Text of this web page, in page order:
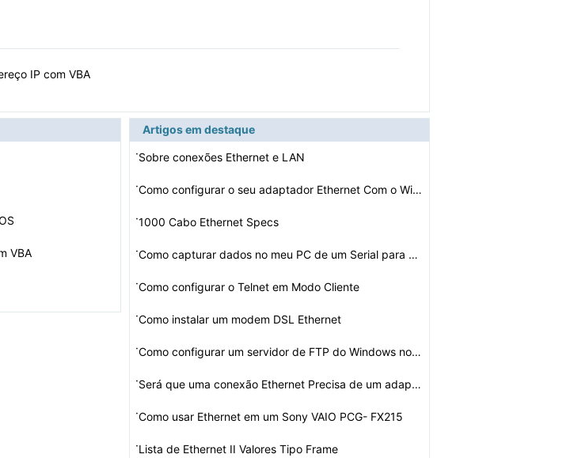
IP com VBA
VBA
Artigos em destaque
·Sobre conexões Ethernet e LAN
· Como configurar o seu adaptador Ethernet Com o Windows …
·1000 Cabo Ethernet Specs
· Como capturar dados no meu PC de um Serial para Etherne…
·Como configurar o Telnet em Modo Cliente
·Como instalar um modem DSL Ethernet
· Como configurar um servidor de FTP do Windows no Vista
· Será que uma conexão Ethernet Precisa de um adaptador…
·Como usar Ethernet em um Sony VAIO PCG- FX215
·Lista de Ethernet II Valores Tipo Frame